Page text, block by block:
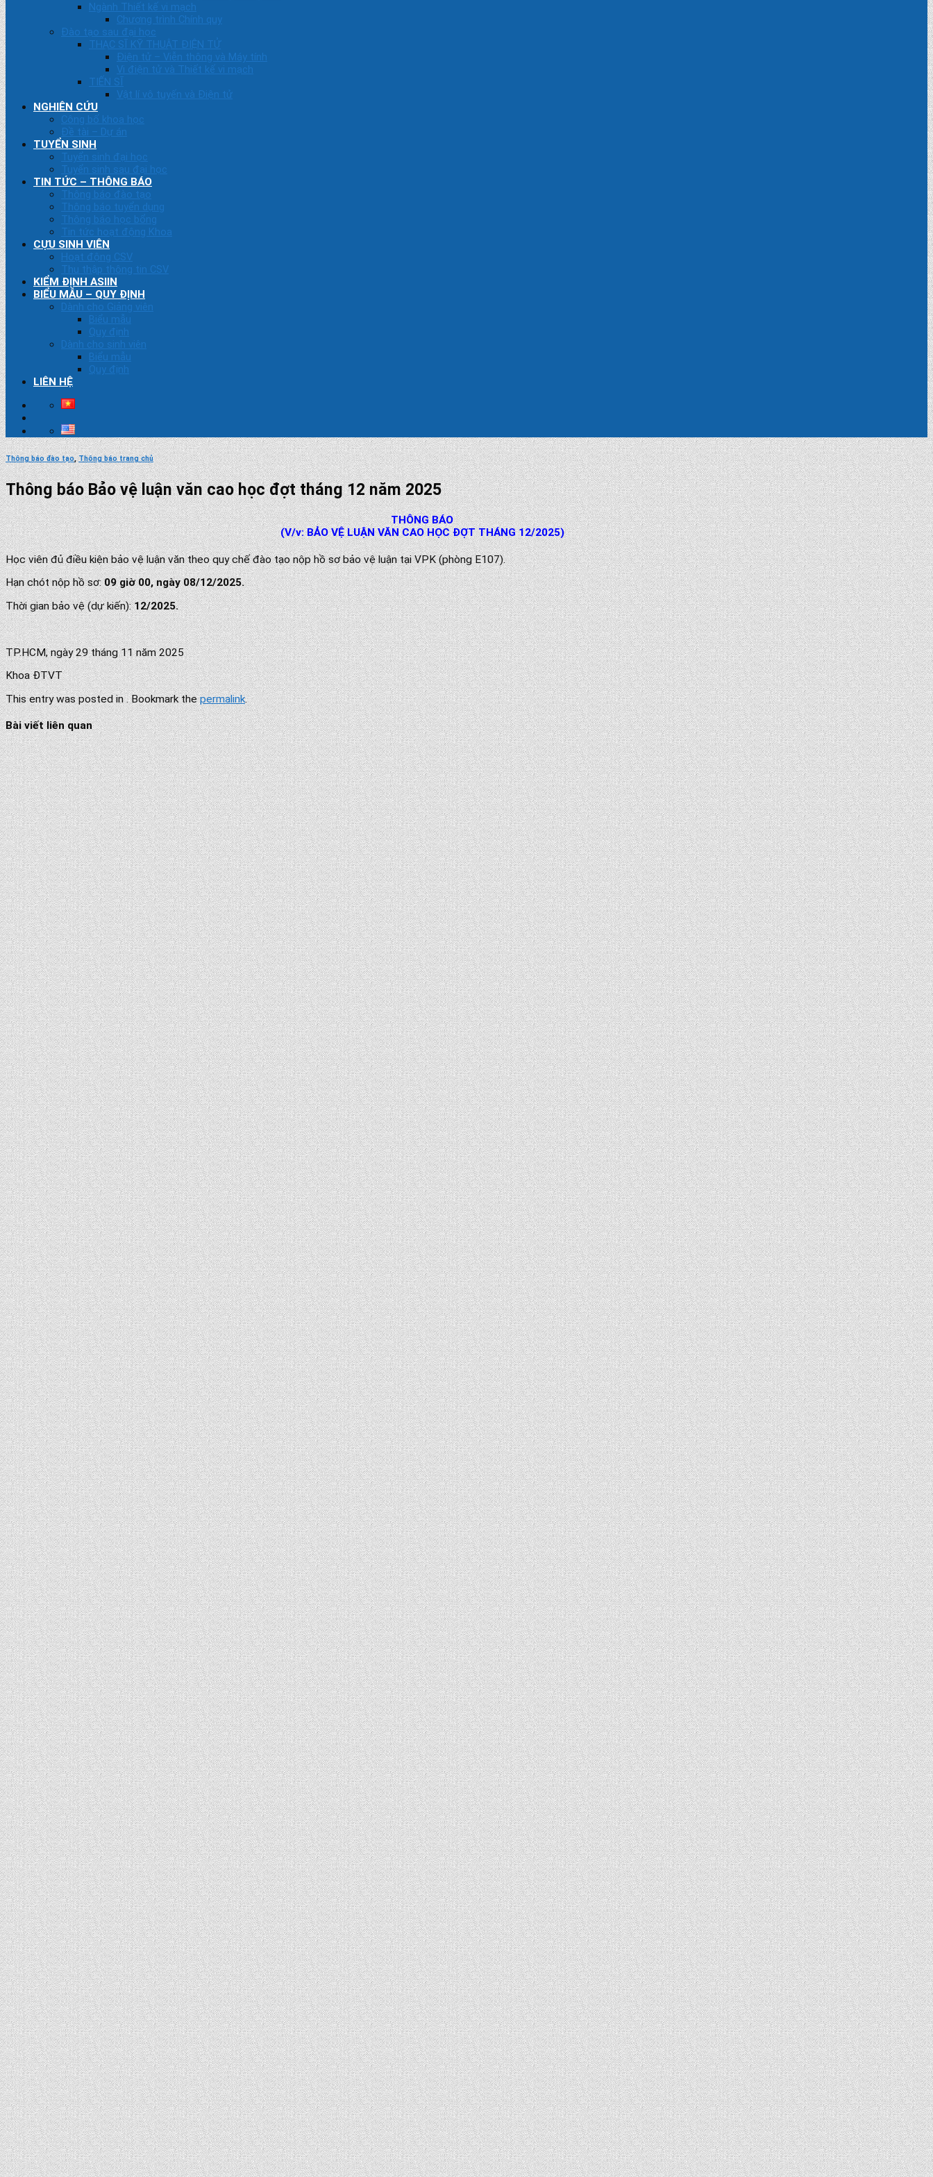
Ngành Thiết kế vi mạch
Chương trình Chính quy
Đào tạo sau đại học
THẠC SĨ KỸ THUẬT ĐIỆN TỬ
Điện tử – Viễn thông và Máy tính
Vi điện tử và Thiết kế vi mạch
TIẾN SĨ
Vật lí vô tuyến và Điện tử
NGHIÊN CỨU
Công bố khoa học
Đề tài – Dự án
TUYỂN SINH
Tuyển sinh đại học
Tuyển sinh sau đại học
TIN TỨC – THÔNG BÁO
Thông báo đào tạo
Thông báo tuyển dụng
Thông báo học bổng
Tin tức hoạt động Khoa
CỰU SINH VIÊN
Hoạt động CSV
Thu thập thông tin CSV
KIỂM ĐỊNH ASIIN
BIỂU MẪU – QUY ĐỊNH
Dành cho Giảng viên
Biểu mẫu
Quy định
Dành cho sinh viên
Biểu mẫu
Quy định
LIÊN HỆ
Thông báo đào tạo,Thông báo trang chủ
Thông báo Bảo vệ luận văn cao học đợt tháng 12 năm 2025
THÔNG BÁO
(V/v: BẢO VỆ LUẬN VĂN CAO HỌC ĐỢT THÁNG 12/2025)
Học viên đủ điều kiện bảo vệ luận văn theo quy chế đào tạo nộp hồ sơ bảo vệ luận tại VPK (phòng E107).
Hạn chót nộp hồ sơ:09 giờ 00, ngày 08/12/2025.
Thời gian bảo vệ (dự kiến):12/2025.
TP.HCM, ngày 29 tháng 11 năm 2025
Khoa ĐTVT
This entry was posted in . Bookmark thepermalink.
Bài viết liên quan